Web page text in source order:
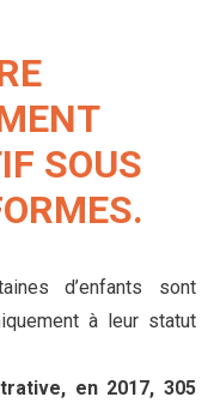
SOUS
d’enfants sont
à leur statut
en 2017, 305